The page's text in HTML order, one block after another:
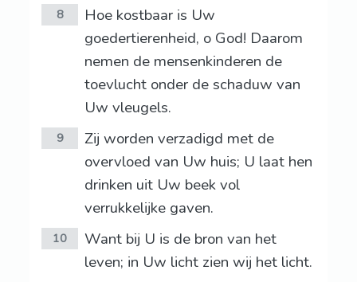
8
Hoe kostbaar is Uw
goedertierenheid, o God! Daarom
nemen de mensenkinderen de
toevlucht onder de schaduw van
Uw vleugels.
9
Zij worden verzadigd met de
overvloed van Uw huis; U laat hen
drinken uit Uw beek vol
verrukkelijke gaven.
10
Want bij U is de bron van het
leven; in Uw licht zien wij het licht.